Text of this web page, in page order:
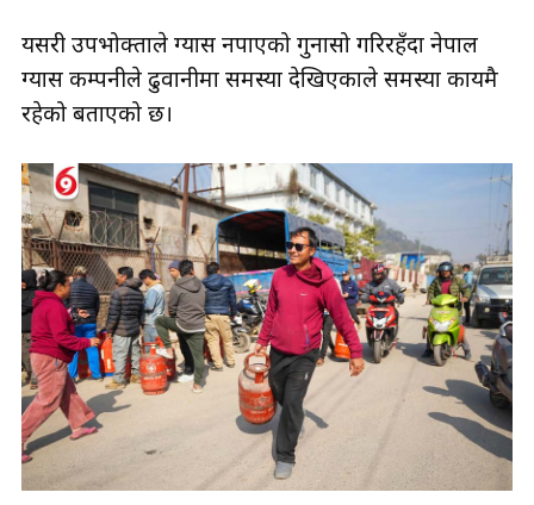
यसरी उपभोक्ताले ग्यास नपाएको गुनासो गरिरहँदा नेपाल
ग्यास कम्पनीले ढुवानीमा समस्या देखिएकाले समस्या कायमै
रहेको बताएको छ।